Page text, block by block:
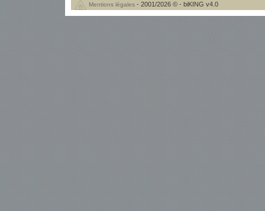
Mentions légales - 2001/2026 © - biKING v4.0